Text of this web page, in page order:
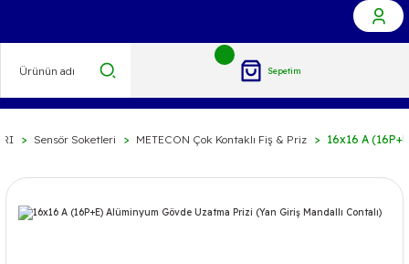
Sepetim
Sensör Soketleri METECON Çok Kontaklı Fiş & Priz 16x16 A